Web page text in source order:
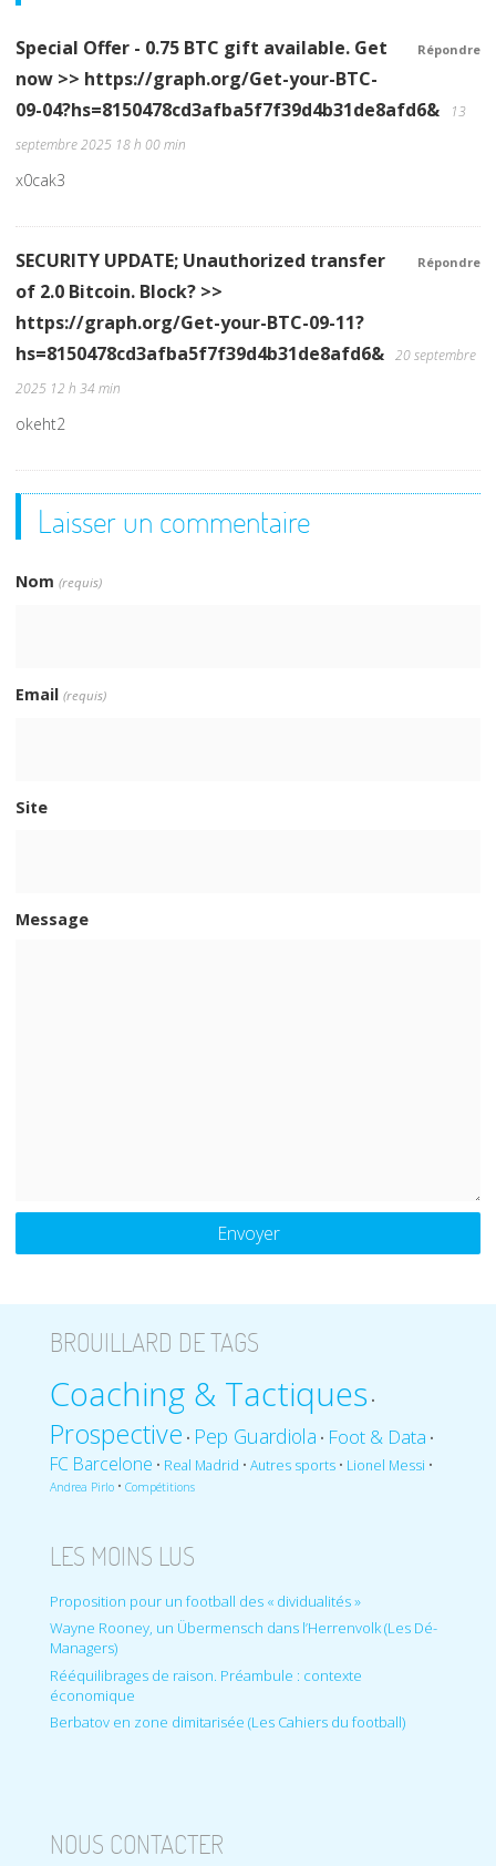
Répondre
Special Offer - 0.75 BTC gift available. Get
now >> https://graph.org/Get-your-BTC-
09-04?hs=8150478cd3afba5f7f39d4b31de8afd6&
13
septembre 2025 18 h 00 min
x0cak3
Répondre
SECURITY UPDATE; Unauthorized transfer
of 2.0 Bitcoin. Block? >>
https://graph.org/Get-your-BTC-09-11?
hs=8150478cd3afba5f7f39d4b31de8afd6& 20 septembre
2025 12 h 34 min
okeht2
Laisser un commentaire
Nom (requis)
Email (requis)
Site
Message
BROUILLARD DE TAGS
Coaching & Tactiques•
Prospective • Pep Guardiola • Foot & Data •
FC Barcelone • Real Madrid • Autres sports• Lionel Messi •
Andrea Pirlo• Compétitions
LES MOINS LUS
Proposition pour un football des « dividualités »
Wayne Rooney, un Übermensch dans l’Herrenvolk (Les Dé-
Managers)
Rééquilibrages de raison. Préambule : contexte
économique
Berbatov en zone dimitarisée (Les Cahiers du football)
NOUS CONTACTER